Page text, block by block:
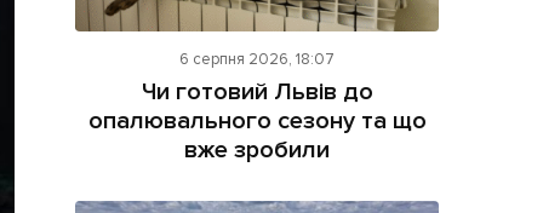
6 серпня 2026, 18:07
Чи готовий Львів до
опалювального сезону та що
вже зробили